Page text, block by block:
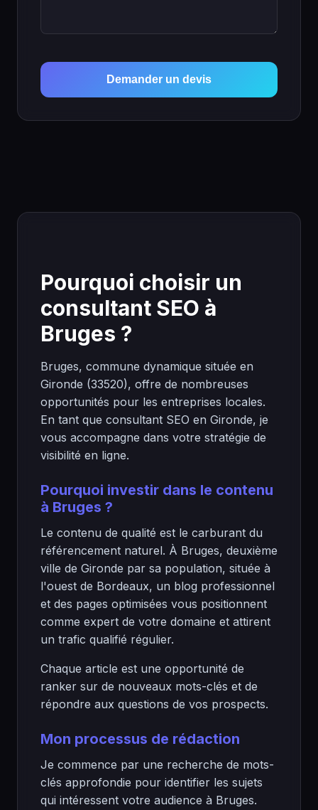
Demander un devis
Pourquoi choisir un
consultant SEO à
Bruges ?
Bruges, commune dynamique située en
Gironde (33520), offre de nombreuses
opportunités pour les entreprises locales.
En tant que consultant SEO en Gironde, je
vous accompagne dans votre stratégie de
visibilité en ligne.
Pourquoi investir dans le contenu
à Bruges ?
Le contenu de qualité est le carburant du
référencement naturel. À Bruges, deuxième
ville de Gironde par sa population, située à
l'ouest de Bordeaux, un blog professionnel
et des pages optimisées vous positionnent
comme expert de votre domaine et attirent
un trafic qualifié régulier.
Chaque article est une opportunité de
ranker sur de nouveaux mots-clés et de
répondre aux questions de vos prospects.
Mon processus de rédaction
Je commence par une recherche de mots-
clés approfondie pour identifier les sujets
qui intéressent votre audience à Bruges.